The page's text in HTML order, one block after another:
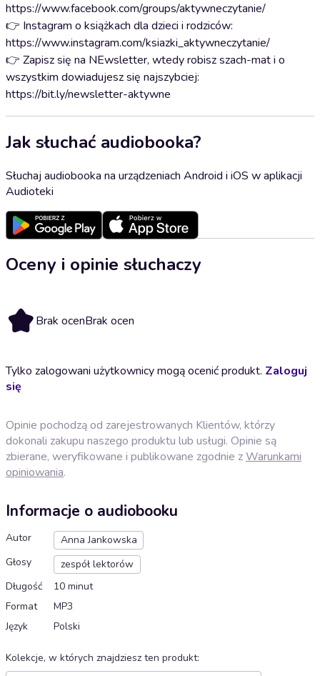
https://www.facebook.com/groups/aktywneczytanie/
👉 Instagram o książkach dla dzieci i rodziców:
https://www.instagram.com/ksiazki_aktywneczytanie/
👉 Zapisz się na NEwsletter, wtedy robisz szach-mat i o
wszystkim dowiadujesz się najszybciej:
https://bit.ly/newsletter-aktywne
Jak słuchać audiobooka?
Słuchaj audiobooka na urządzeniach Android i iOS w aplikacji
Audioteki
Oceny i opinie słuchaczy
Brak ocenBrak ocen
Tylko zalogowani użytkownicy mogą ocenić produkt. Zaloguj
się
Opinie pochodzą od zarejestrowanych Klientów, którzy
dokonali zakupu naszego produktu lub usługi. Opinie są
zbierane, weryfikowane i publikowane zgodnie zWarunkami
opiniowania.
Informacje o audiobooku
Autor
Anna Jankowska
Głosy
zespół lektorów
Długość
10 minut
Format
MP3
Język
Polski
Kolekcje, w których znajdziesz ten produkt: